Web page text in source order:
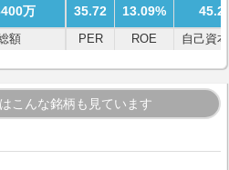
万 35.72 13.09%
額 PER ROE 自己資
こんな銘柄も見ています